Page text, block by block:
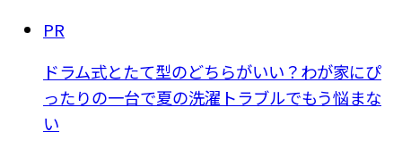
PR
ドラム式とたて型のどちらがいい？わが家にぴ
ったりの一台で夏の洗濯トラブルでもう悩まな
い